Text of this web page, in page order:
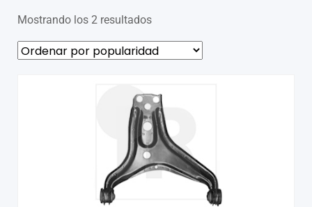
Mostrando los 2 resultados